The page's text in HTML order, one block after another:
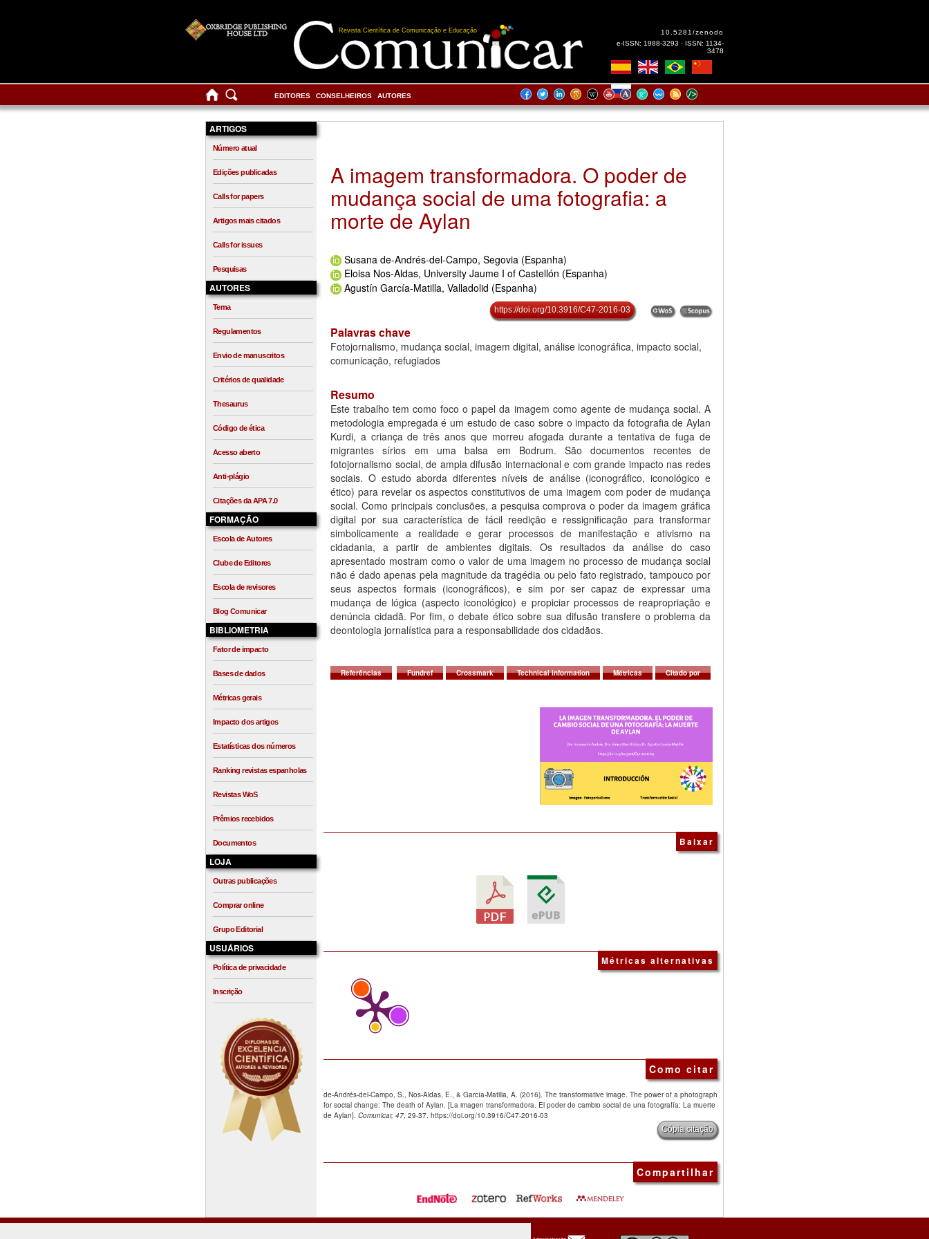
Revista Científica de Comunicação e Educação
10.5281/zenodo
e-ISSN: 1988-3293 · ISSN: 1134-
3478
EDITORES CONSELHEIROS AUTORES
ARTIGOS
Número atual
Edições publicadas
Calls for papers
Artigos mais citados
Calls for issues
Pesquisas
AUTORES
Tema
Regulamentos
Envio de manuscritos
Critérios de qualidade
Thesaurus
Código de ética
Acesso aberto
Anti-plágio
Citações da APA 7.0
FORMAÇÃO
Escola de Autores
Clube de Editores
Escola de revisores
Blog Comunicar
BIBLIOMETRIA
Fator de impacto
Bases de dados
Métricas gerais
Impacto dos artigos
Estatísticas dos números
Ranking revistas espanholas
Revistas WoS
Prêmios recebidos
Documentos
LOJA
Outras publicações
Comprar online
Grupo Editorial
USUÁRIOS
Política de privacidade
Inscrição
A imagem transformadora. O poder de
mudança social de uma fotografia: a
morte de Aylan
Susana de-Andrés-del-Campo, Segovia (Espanha)
Eloisa Nos-Aldas, University Jaume I of Castellón (Espanha)
Agustín García-Matilla, Valladolid (Espanha)
https://doi.org/10.3916/C47-2016-03
Palavras chave
Fotojornalismo, mudança social, imagem digital, análise iconográfica, impacto social,
comunicação, refugiados
Resumo
Este trabalho tem como foco o papel da imagem como agente de mudança social. A
metodologia empregada é um estudo de caso sobre o impacto da fotografia de Aylan
Kurdi, a criança de três anos que morreu afogada durante a tentativa de fuga de
migrantes sírios em uma balsa em Bodrum. São documentos recentes de
fotojornalismo social, de ampla difusão internacional e com grande impacto nas redes
sociais. O estudo aborda diferentes níveis de análise (iconográfico, iconológico e
ético) para revelar os aspectos constitutivos de uma imagem com poder de mudança
social. Como principais conclusões, a pesquisa comprova o poder da imagem gráfica
digital por sua característica de fácil reedição e ressignificação para transformar
simbolicamente a realidade e gerar processos de manifestação e ativismo na
cidadania, a partir de ambientes digitais. Os resultados da análise do caso
apresentado mostram como o valor de uma imagem no processo de mudança social
não é dado apenas pela magnitude da tragédia ou pelo fato registrado, tampouco por
seus aspectos formais (iconográficos), e sim por ser capaz de expressar uma
mudança de lógica (aspecto iconológico) e propiciar processos de reapropriação e
denúncia cidadã. Por fim, o debate ético sobre sua difusão transfere o problema da
deontologia jornalística para a responsabilidade dos cidadãos.
Referências Fundref Crossmark Technical information Métricas Citado por
Baixar
Métricas alternativas
Como citar
de-Andrés-del-Campo, S., Nos-Aldas, E., & García-Matilla, A. (2016). The transformative image. The power of a photograph
for social change: The death of Aylan. [La imagen transformadora. El poder de cambio social de una fotografía: La muerte
de Aylan]. Comunicar, 47, 29-37. https://doi.org/10.3916/C47-2016-03
Cópia citação
Compartilhar